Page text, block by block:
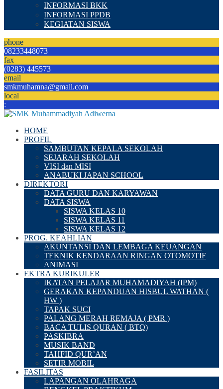
INFORMASI BKK
INFORMASI PPDB
KEGIATAN SISWA
phone
08233448073
fax
(0283) 445573
email
smkmuhamna@gmail.com
local
:
HOME
PROFIL
SAMBUTAN KEPALA SEKOLAH
SEJARAH SEKOLAH
VISI dan MISI
ANABUKI JAPAN SCHOOL
DIREKTORI
DATA GURU DAN KARYAWAN
DATA SISWA
SISWA KELAS 10
SISWA KELAS 11
SISWA KELAS 12
PROG. KEAHLIAN
AKUNTANSI DAN LEMBAGA KEUANGAN
TEKNIK KENDARAAN RINGAN OTOMOTIF
ANIMASI
EKTRA KURIKULER
IKATAN PELAJAR MUHAMADIYAH (IPM)
GERAKAN KEPANDUAN HISBUL WATHAN (
HW )
TAPAK SUCI
PALANG MERAH REMAJA ( PMR )
BACA TULIS QURAN ( BTQ)
PASKIBRA
MUSIK BAND
TAHFID QUR’AN
SETIR MOBIL
FASILITAS
LAPANGAN OLAHRAGA